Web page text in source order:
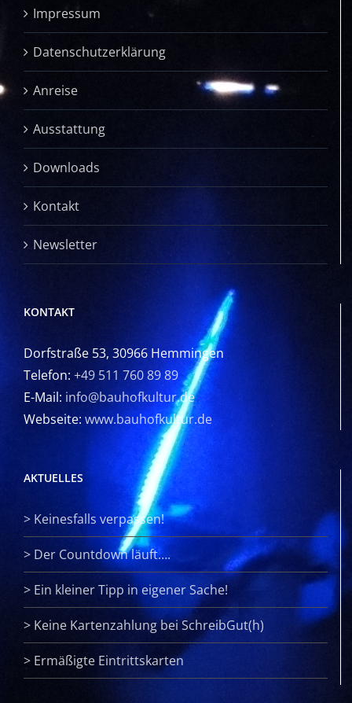
Impressum
Datenschutzerklärung
Anreise
Ausstattung
Downloads
Kontakt
Newsletter
KONTAKT
Dorfstraße 53, 30966 Hemmingen
Telefon: +49 511 760 89 89
E-Mail: info@bauhofkultur.de
Webseite: www.bauhofkultur.de
AKTUELLES
> Keinesfalls verpassen!
> Der Countdown läuft….
> Ein kleiner Tipp in eigener Sache!
> Keine Kartenzahlung bei SchreibGut(h)
> Ermäßigte Eintrittskarten